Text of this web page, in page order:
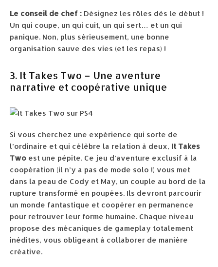
Le conseil de chef : Désignez les rôles dès le début !
Un qui coupe, un qui cuit, un qui sert… et un qui
panique. Non, plus sérieusement, une bonne
organisation sauve des vies (et les repas) !
3. It Takes Two – Une aventure
narrative et coopérative unique
Si vous cherchez une expérience qui sorte de
l’ordinaire et qui célèbre la relation à deux, It Takes
Two est une pépite. Ce jeu d’aventure exclusif à la
coopération (il n’y a pas de mode solo !) vous met
dans la peau de Cody et May, un couple au bord de la
rupture transformé en poupées. Ils devront parcourir
un monde fantastique et coopérer en permanence
pour retrouver leur forme humaine. Chaque niveau
propose des mécaniques de gameplay totalement
inédites, vous obligeant à collaborer de manière
créative.